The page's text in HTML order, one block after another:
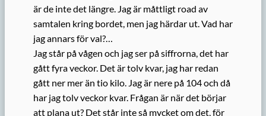
är de inte det längre. Jag är måttligt road av
samtalen kring bordet, men jag härdar ut. Vad har
jag annars för val?…
Jag står på vågen och jag ser på siffrorna, det har
gått fyra veckor. Det är tolv kvar, jag har redan
gått ner mer än tio kilo. Jag är nere på 104 och då
har jag tolv veckor kvar. Frågan är när det börjar
att plana ut? Det står inte så mycket om det, för